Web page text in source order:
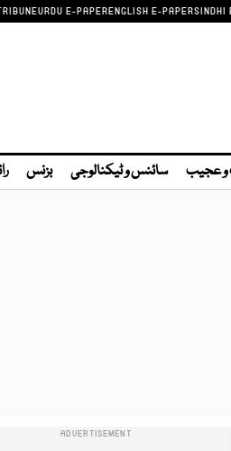
URDU E-PAPERENGLISH E-PAPERSINDHI
عجیب سائنس و ٹیکنالوجی بزنس